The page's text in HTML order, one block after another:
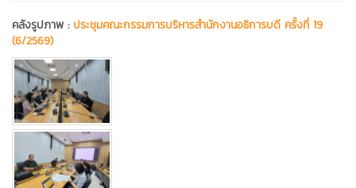
คลังรูปภาพ : ประชุมคณะกรรมการบริหารสำนักงานอธิการบดี ครั้งที่ 19
(6/2569)